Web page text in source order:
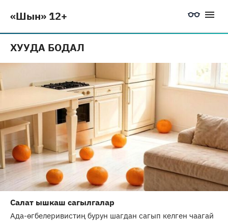
«Шын» 12+
ХУУДА БОДАЛ
Салат ышкаш сагылгалар
Ада-өгбелеривистиң бурун шагдан сагып келген чаагай